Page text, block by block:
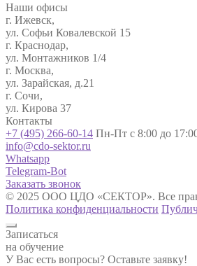
Наши офисы
г. Ижевск,
ул. Софьи Ковалевской 15
г. Краснодар,
ул. Монтажников 1/4
г. Москва,
ул. Зарайская, д.21
г. Сочи,
ул. Кирова 37
Контакты
+7 (495) 266-60-14 Пн-Пт с 8:00 до
info@cdo-sektor.ru
Whatsapp
Telegram-Bot
Заказать звонок
© 2025 ООО ЦДО «СЕКТОР». Все
Политика конфиденциальности
Записаться
на обучение
У Вас есть вопросы? Оставьте заявку!